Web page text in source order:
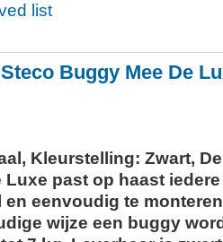
list
Buggy Mee De
Kleurstelling: Zwart, De
Luxe past op haast iedere
eenvoudig te
wijze een buggy